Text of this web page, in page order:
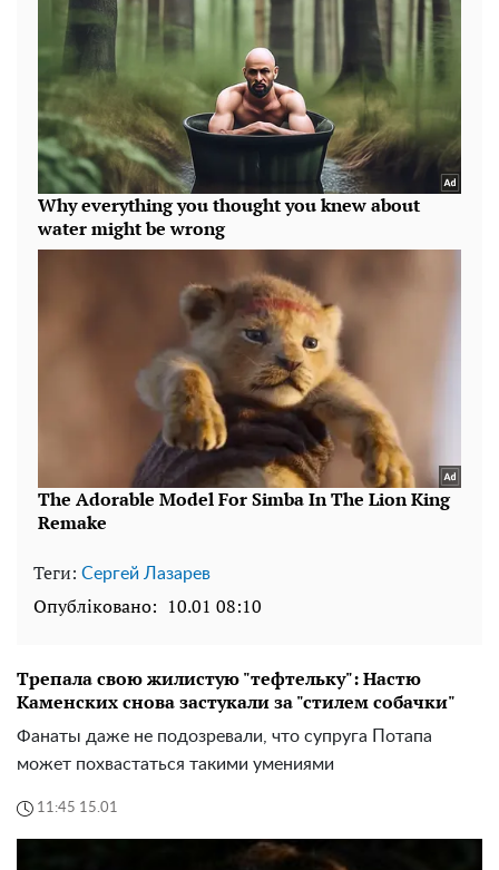
Теги: Сергей Лазарев
Опубліковано: 10.01 08:10
Трепала свою жилистую "тефтельку": Настю
Каменских снова застукали за "стилем собачки"
Фанаты даже не подозревали, что супруга Потапа
может похвастаться такими умениями
11:45 15.01